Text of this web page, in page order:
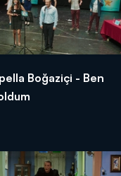
Boğaziçi - Ben